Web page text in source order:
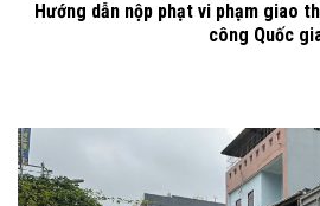
Hướng dẫn nộp phạt vi phạm giao
công Quốc